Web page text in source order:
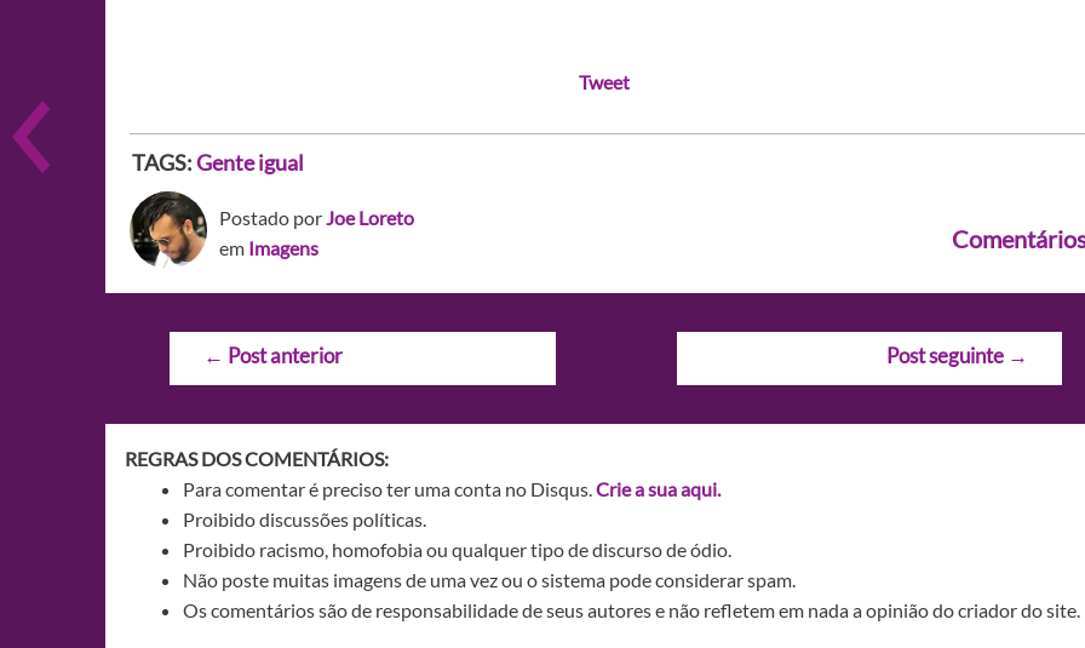
Tweet
TAGS:Gente igual
Postado porJoe Loreto
em Imagens
Navegação
← Post anterior Post seguinte →
REGRAS DOS COMENTÁRIOS:
Para comentar é preciso ter uma conta no Disqus.Crie a sua aqui.
Proibido discussões políticas.
Proibido racismo, homofobia ou qualquer tipo de discurso de ódio.
Não poste muitas imagens de uma vez ou o sistema pode considerar spam.
Os comentários são de responsabilidade de seus autores e não refletem em nada a opinião do criador do site.